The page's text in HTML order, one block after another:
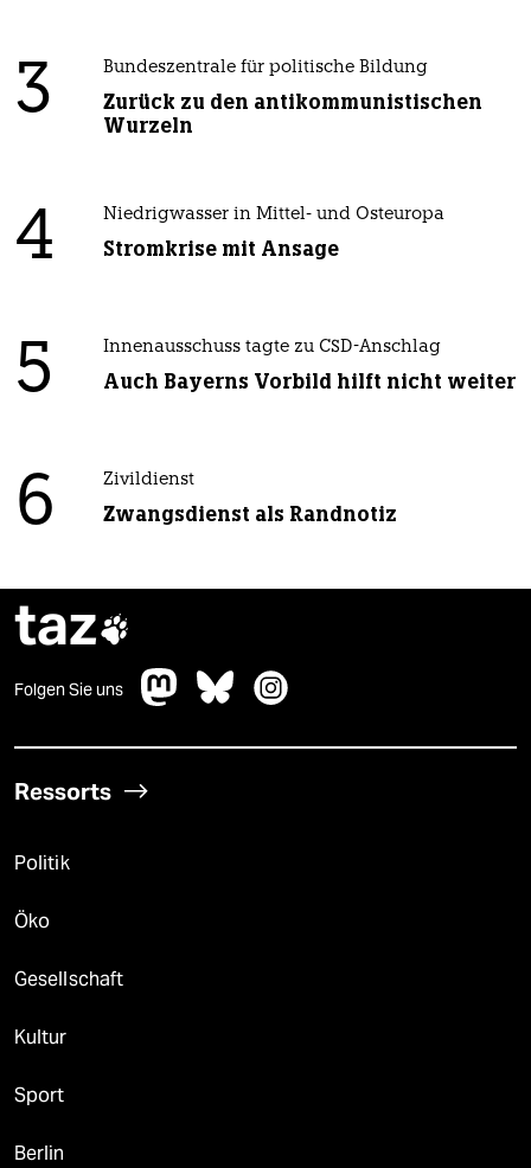
3 Bundeszentrale für politische Bildung
Zurück zu den antikommunistischen
Wurzeln
4 Niedrigwasser in Mittel- und Osteuropa
Stromkrise mit Ansage
5 Innenausschuss tagte zu CSD-Anschlag
Auch Bayerns Vorbild hilft nicht weiter
6 Zivildienst
Zwangsdienst als Randnotiz
taz
Folgen Sie uns
Ressorts
Politik
Öko
Gesellschaft
Kultur
Sport
Berlin